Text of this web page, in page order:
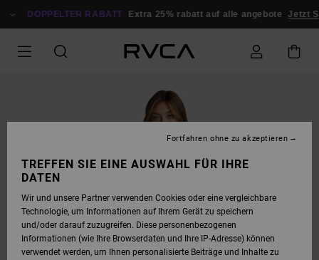
ZUR
DOPPELTER RABATT Extra 25% rabatt auf alle angebote Jetzt
TREFFEN SIE EINE AUSWAHL FÜR IHRE
DATEN
Wir und unsere Partner verwenden Cookies oder eine vergleichbare
Technologie, um Informationen auf Ihrem Gerät zu speichern
und/oder darauf zuzugreifen. Diese personenbezogenen
Informationen (wie Ihre Browserdaten und Ihre IP-Adresse) können
verwendet werden, um Ihnen personalisierte Beiträge und Inhalte zu
Fortfahren ohne zu akzeptieren